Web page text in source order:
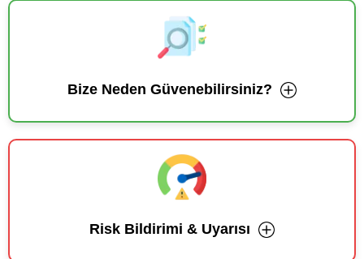
Bize Neden Güvenebilirsiniz?
Risk Bildirimi & Uyarısı